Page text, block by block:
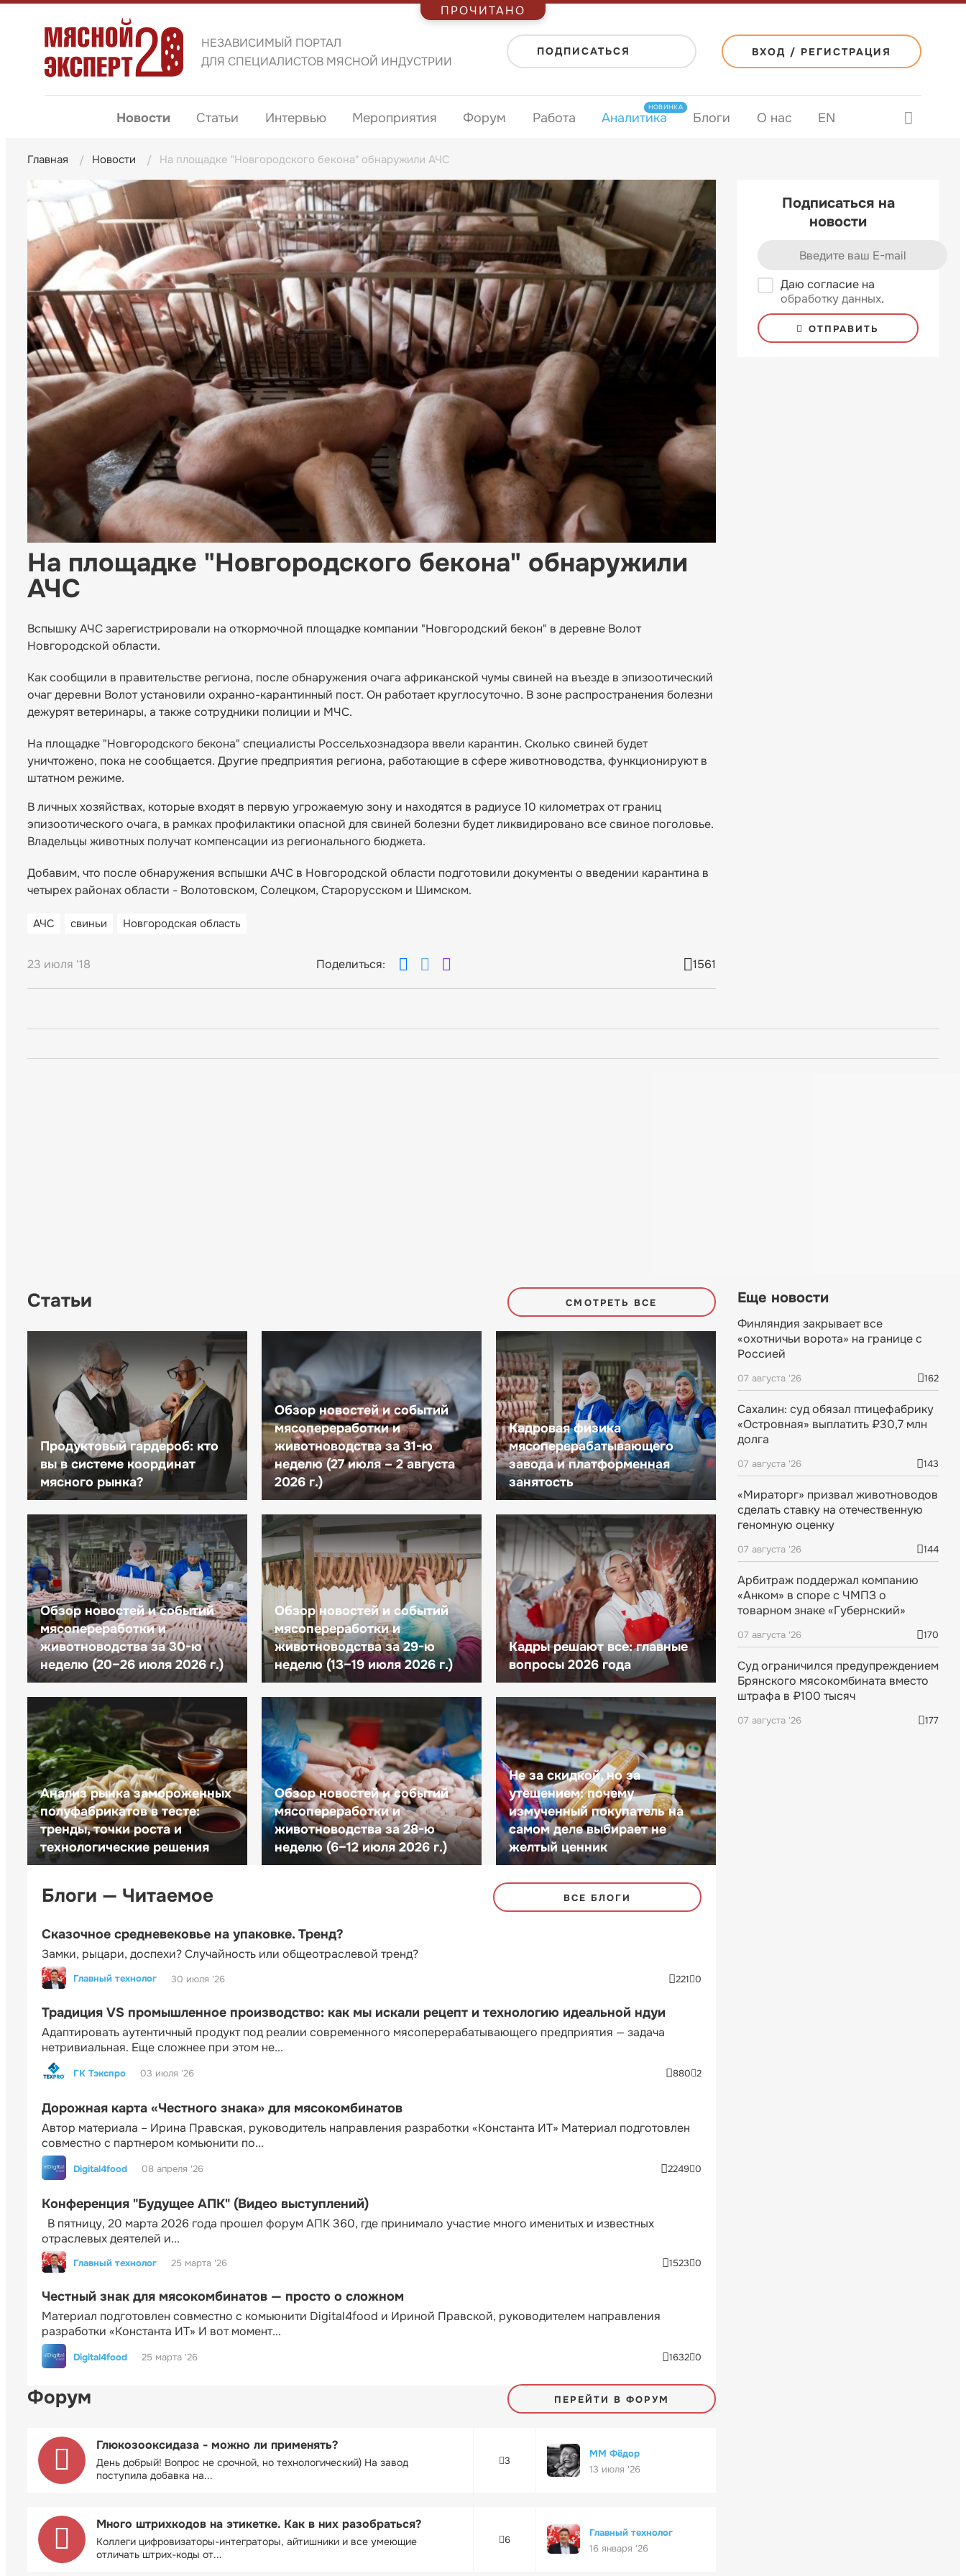
НЕЗАВИСИМЫЙ ПОРТАЛ
ДЛЯ СПЕЦИАЛИСТОВ МЯСНОЙ ИНДУСТРИИ
ПОДПИСАТЬСЯ ВХОД / РЕГИСТРАЦИЯ
Новости Статьи Интервью Мероприятия Форум Работа Аналитика
НОВИНКА
Блоги О нас EN
Главная Новости На площадке "Новгородского бекона" обнаружили АЧС
На площадке "Новгородского бекона" обнаружили
АЧС
Вспышку АЧС зарегистрировали на откормочной площадке компании "Новгородский бекон" в деревне Волот
Новгородской области.
Как сообщили в правительстве региона, после обнаружения очага африканской чумы свиней на въезде в эпизоотический
очаг деревни Волот установили охранно-карантинный пост. Он работает круглосуточно. В зоне распространения болезни
дежурят ветеринары, а также сотрудники полиции и МЧС.
На площадке "Новгородского бекона" специалисты Россельхознадзора ввели карантин. Сколько свиней будет
уничтожено, пока не сообщается. Другие предприятия региона, работающие в сфере животноводства, функционируют в
штатном режиме.
В личных хозяйствах, которые входят в первую угрожаемую зону и находятся в радиусе 10 километрах от границ
эпизоотического очага, в рамках профилактики опасной для свиней болезни будет ликвидировано все свиное поголовье.
Владельцы животных получат компенсации из регионального бюджета.
Добавим, что после обнаружения вспышки АЧС в Новгородской области подготовили документы о введении карантина в
четырех районах области - Волотовском, Солецком, Старорусском и Шимском.
АЧС свиньи Новгородская область
23 июля '18 Поделиться: 1561
Подписаться на
новости
Даю согласие на
обработку данных.
ОТПРАВИТЬ
Статьи СМОТРЕТЬ ВСЕ
Продуктовый гардероб: кто
вы в системе координат
мясного рынка?
Обзор новостей и событий
мясопереработки и
животноводства за 31-ю
неделю (27 июля – 2 августа
2026 г.)
Кадровая физика
мясоперерабатывающего
завода и платформенная
занятость
Обзор новостей и событий
мясопереработки и
животноводства за 30-ю
неделю (20–26 июля 2026 г.)
Обзор новостей и событий
мясопереработки и
животноводства за 29-ю
неделю (13–19 июля 2026 г.)
Кадры решают все: главные
вопросы 2026 года
Анализ рынка замороженных
полуфабрикатов в тесте:
тренды, точки роста и
технологические решения
Обзор новостей и событий
мясопереработки и
животноводства за 28-ю
неделю (6–12 июля 2026 г.)
Не за скидкой, но за
утешением: почему
измученный покупатель на
самом деле выбирает не
желтый ценник
Блоги — Читаемое ВСЕ БЛОГИ
Сказочное средневековье на упаковке. Тренд?
Замки, рыцари, доспехи? Случайность или общеотраслевой тренд?
Главный технолог 30 июля '26 221 0
Традиция VS промышленное производство: как мы искали рецепт и технологию идеальной ндуи
Адаптировать аутентичный продукт под реалии современного мясоперерабатывающего предприятия — задача
нетривиальная. Еще сложнее при этом не...
ГК Тэкспро 03 июля '26 880 2
Дорожная карта «Честного знака» для мясокомбинатов
Автор материала – Ирина Правская, руководитель направления разработки «Константа ИТ» Материал подготовлен
совместно с партнером комьюнити по...
Digital4food 08 апреля '26 2249 0
Конференция "Будущее АПК" (Видео выступлений)
В пятницу, 20 марта 2026 года прошел форум АПК 360, где принимало участие много именитых и известных
отраслевых деятелей и...
Главный технолог 25 марта '26 1523 0
Честный знак для мясокомбинатов — просто о сложном
Материал подготовлен совместно с комьюнити Digital4food и Ириной Правской, руководителем направления
разработки «Константа ИТ» И вот момент...
Digital4food 25 марта '26 1632 0
Форум ПЕРЕЙТИ В ФОРУМ
Глюкозооксидаза - можно ли применять?
День добрый! Вопрос не срочной, но технологический) На завод
поступила добавка на...
3
ММ Фёдор
13 июля '26
Много штрихкодов на этикетке. Как в них разобраться?
Коллеги цифровизаторы-интеграторы, айтишники и все умеющие
отличать штрих-коды от...
6
Главный технолог
16 января '26
Еще новости
Финляндия закрывает все
«охотничьи ворота» на границе с
Россией
07 августа '26 162
Сахалин: суд обязал птицефабрику
«Островная» выплатить ₽30,7 млн
долга
07 августа '26 143
«Мираторг» призвал животноводов
сделать ставку на отечественную
геномную оценку
07 августа '26 144
Арбитраж поддержал компанию
«Анком» в споре с ЧМПЗ о
товарном знаке «Губернский»
07 августа '26 170
Суд ограничился предупреждением
Брянского мясокомбината вместо
штрафа в ₽100 тысяч
07 августа '26 177
ПРОЧИТАНО